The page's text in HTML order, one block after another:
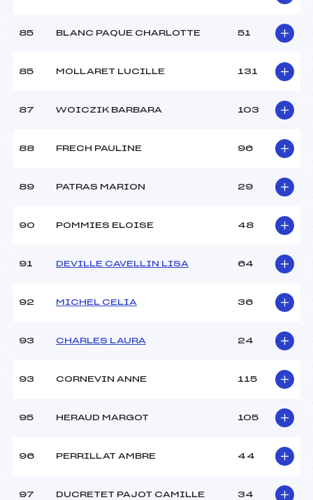
85 BLANC PAQUE CHARLOTTE 51
85 MOLLARET LUCILLE 131
87 WOICZIK BARBARA 103
88 FRECH PAULINE 96
89 PATRAS MARION 29
90 POMMIES ELOISE 48
91 DEVILLE CAVELLIN LISA 64
92 MICHEL CELIA 36
93 CHARLES LAURA 24
93 CORNEVIN ANNE 115
95 HERAUD MARGOT 105
96 PERRILLAT AMBRE 44
97 DUCRETET PAJOT CAMILLE 34